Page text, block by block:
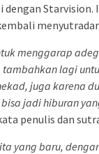
Starvision.
menggarap
lagi
juga karena
jadi hiburan
penulis dan
yang baru,